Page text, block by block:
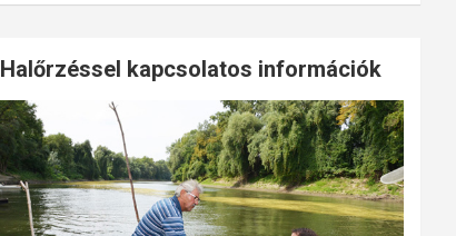
Halőrzéssel kapcsolatos információk